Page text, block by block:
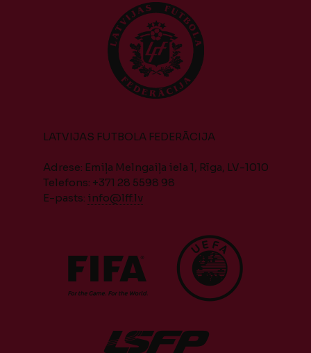
LATVIJAS FUTBOLA FEDERĀCIJA
Adrese: Emiļa Melngaiļa iela 1, Rīga, LV-1010
Telefons: +371 28 5598 98
E-pasts: info@lff.lv